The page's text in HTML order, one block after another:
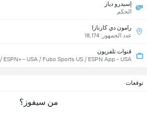
إسيدرو دياز
الحكم
رامون دي كارنازا
عدد الجمهور: 18,174
قنوات تلفزيون
ESPN+ - USA / Fubo Sports US / ESPN App - USA
توقعات
من سيفوز؟